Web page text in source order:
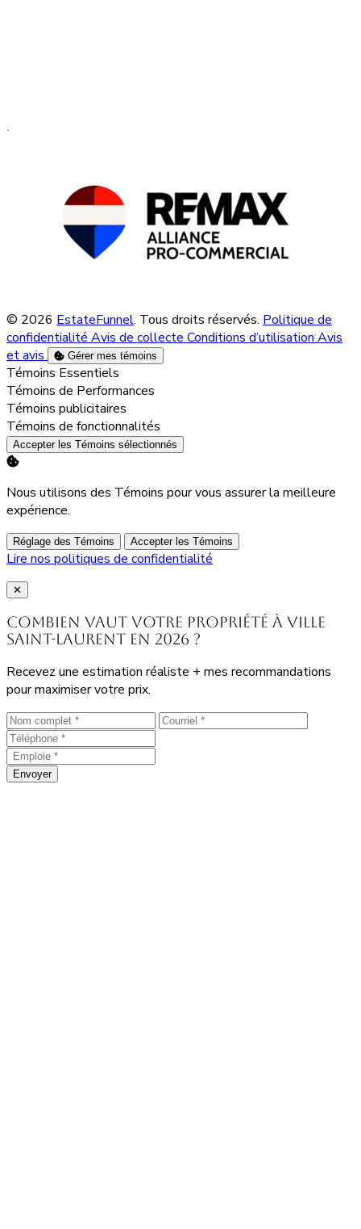
© 2026 EstateFunnel. Tous droits réservés. Politique de
confidentialitéAvis de collecteConditions d’utilisationAvis
et avis
Gérer mes témoins
Activer
Témoins Essentiels
Activer
Témoins de Performances
Activer
Témoins publicitaires
Activer
Témoins de fonctionnalités
Accepter les Témoins sélectionnés
Nous utilisons des Témoins pour vous assurer la meilleure
expérience.
Réglage des Témoins Accepter les Témoins
Lire nos politiques de confidentialité
Close
✕
Combien vaut votre propriété à Ville
Saint-Laurent en 2026 ?
Recevez une estimation réaliste + mes recommandations
pour maximiser votre prix.
Envoyer